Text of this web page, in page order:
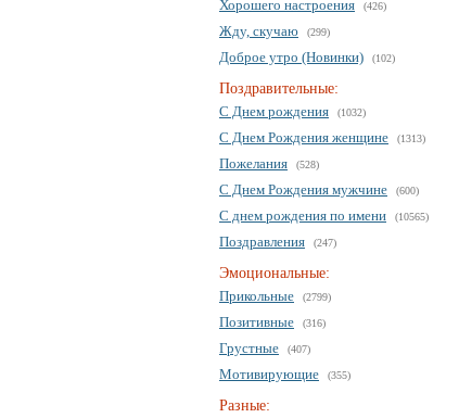
Хорошего настроения (426)
Жду, скучаю (299)
Доброе утро (Новинки) (102)
Поздравительные:
С Днем рождения
(1032)
С Днем Рождения женщине (1313)
Пожелания (528)
С Днем Рождения мужчине (600)
С днем рождения по имени (10565)
Поздравления (247)
Эмоциональные:
Прикольные
(2799)
Позитивные (316)
Грустные (407)
Мотивирующие (355)
Разные: